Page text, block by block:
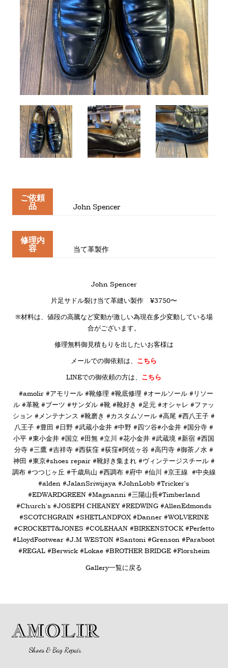
ご依頼
品
John Spencer
修理内
容
当て革製作
John Spencer
片足サドル裂け当て革縫い製作 ¥3750〜
※材料は、値段の高騰など変動が激しい為現在多少変動している場
合がございます。
修理無料御見積もりを出したいお客様は
メールでの御依頼は、 こちら
LINEでの御依頼の方は、 こちら
#amolir #アモリール #靴修理 #靴底修理 #オールソール #リソー
ル #革靴 #ブーツ #サンダル #靴 #靴好き #足元 #オシャレ #ファッ
ション #メンテナンス #靴磨き #カスタムソール #高尾 #西八王子 #
八王子 #豊田 #日野 #武蔵小金井 #中野 #四ツ谷#小金井 #国分寺 #
小平 #東小金井 #国立 #田無 #立川 #花小金井 #武蔵境 #新宿 #西国
分寺 #三鷹 #吉祥寺 #西荻窪 #荻窪#阿佐ヶ谷 #高円寺 #御茶ノ水 #
神田 #東京#shoes repair #靴好き集まれ #ヴィンテージスチール #
調布 #つつじヶ丘 #千歳烏山 #西調布 #府中 #仙川 #京王線 #中央線
#alden #JalanSriwijaya #JohnLobb #Tricker's
#EDWARDGREEN #Magnanni #三陽山長#Timberland
#Church's #JOSEPH CHEANEY #REDWING #AllenEdmonds
#SCOTCHGRAIN #SHETLANDFOX #Danner #WOLVERINE
#CROCKETT&JONES #COLEHAAN #BIRKENSTOCK #Perfetto
#LloydFootwear #J.M WESTON #Santoni #Grenson #Paraboot
#REGAL #Berwick #Lokae #BROTHER BRIDGE #Florsheim
Gallery一覧に戻る
AMOLIR
Shoes & Bag Repair